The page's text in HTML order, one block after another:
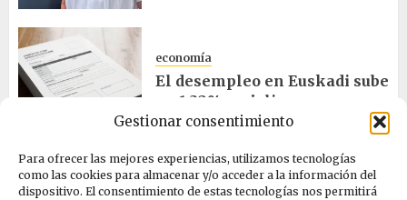
Gestionar consentimiento
Para ofrecer las mejores experiencias, utilizamos tecnologías
como las cookies para almacenar y/o acceder a la información del
dispositivo. El consentimiento de estas tecnologías nos permitirá
economía
El desempleo en Euskadi sube
un 1,32% en julio
06/08/2026
salud